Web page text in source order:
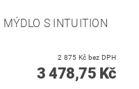
S INTUITION
2 875 Kč bez DPH
3 478,75 Kč